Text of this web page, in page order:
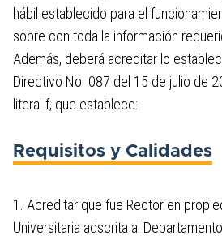
hábil establecido para el
sobre con toda la información
Además, deberá acreditar lo
Directivo No. 087 del 15 de julio de
literal f, que establece:
Requisitos y Calidades
1. Acreditar que fue Rector en
Universitaria adscrita al